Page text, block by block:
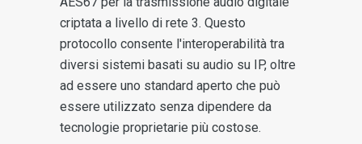
criptata a livello di rete 3. Questo
protocollo consente l'interoperabilità tra
diversi sistemi basati su audio su IP, oltre
ad essere uno standard aperto che può
essere utilizzato senza dipendere da
tecnologie proprietarie più costose.